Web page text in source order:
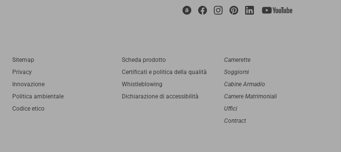
Sitemap
Privacy
Innovazione
Politica ambientale
Codice etico
Scheda prodotto
Certificati e politica della qualità
Whistleblowing
Dichiarazione di accessibilità
Camerette
Soggiorni
Cabine Armadio
Camere Matrimoniali
Uffici
Contract